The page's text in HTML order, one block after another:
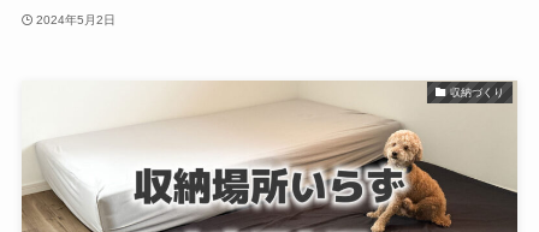
2024年5月2日
収納づくり